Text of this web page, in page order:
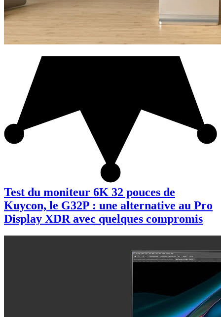
Test du moniteur 6K 32 pouces de
Kuycon, le G32P : une alternative au Pro
Display XDR avec quelques compromis